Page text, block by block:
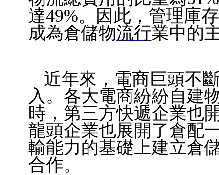
達49%。因此，管理庫
成為倉儲物流行業中的
近年來，電商巨頭不
入。各大電商紛紛自建
時，第三方快遞企業也
龍頭企業也展開了倉配
輸能力的基礎上建立倉
合作。